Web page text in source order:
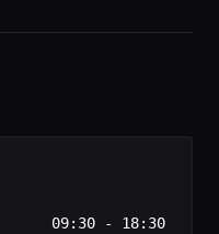
09:30 - 18:30